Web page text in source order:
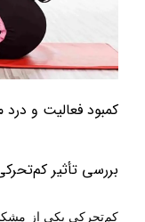
کمبود فعالیت و درد
بررسی تأثیر
کم‌تحرکی یکی از